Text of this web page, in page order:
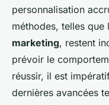
personnalisation
méthodes, telles que
marketing, restent
prévoir le
réussir, il est
dernières avancées